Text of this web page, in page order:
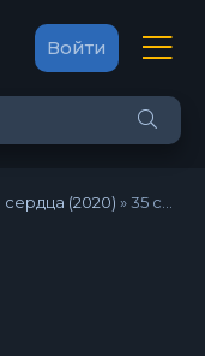
Войти
сердца (2020) »35 серия